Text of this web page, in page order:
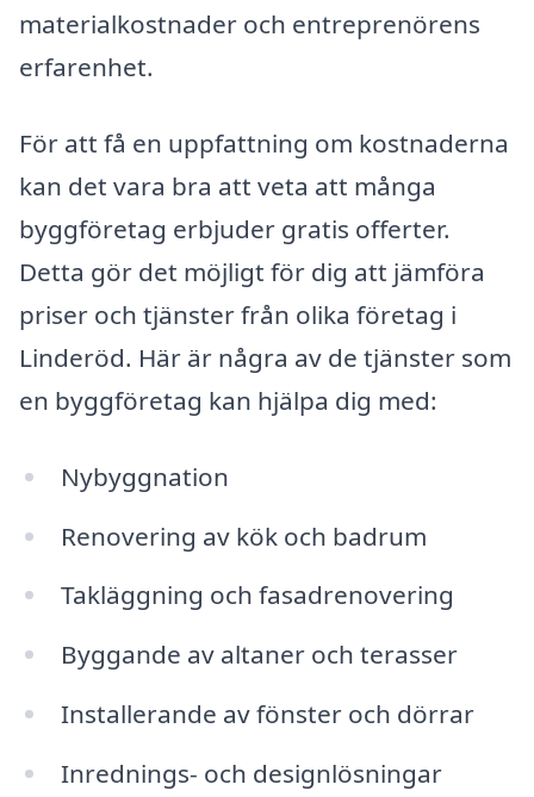
materialkostnader och entreprenörens
erfarenhet.
För att få en uppfattning om kostnaderna
kan det vara bra att veta att många
byggföretag erbjuder gratis offerter.
Detta gör det möjligt för dig att jämföra
priser och tjänster från olika företag i
Linderöd. Här är några av de tjänster som
en byggföretag kan hjälpa dig med:
Nybyggnation
Renovering av kök och badrum
Takläggning och fasadrenovering
Byggande av altaner och terasser
Installerande av fönster och dörrar
Inrednings- och designlösningar